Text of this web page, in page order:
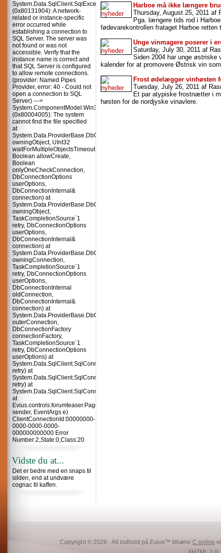
System.Data.SqlClient.SqlException
(0x80131904): A network-
related or instance-specific
error occurred while
establishing a connection to
SQL Server. The server was
not found or was not
accessible. Verify that the
instance name is correct and
that SQL Server is configured
to allow remote connections.
(provider: Named Pipes
Provider, error: 40 - Could not
open a connection to SQL
Server) --->
System.ComponentModel.Win32Exception
(0x80004005): The system
cannot find the file specified
at
owningObject, UInt32
waitForMultipleObjectsTimeout,
Boolean allowCreate,
Boolean
onlyOneCheckConnection,
DbConnectionOptions
userOptions,
DbConnectionInternal&
connection) at
owningObject,
TaskCompletionSource`1
retry, DbConnectionOptions
userOptions,
DbConnectionInternal&
connection) at
owningConnection,
TaskCompletionSource`1
retry, DbConnectionOptions
userOptions,
DbConnectionInternal
oldConnection,
DbConnectionInternal&
connection) at
outerConnection,
DbConnectionFactory
connectionFactory,
TaskCompletionSource`1
retry, DbConnectionOptions
userOptions) at
retry) at
System.Data.SqlClient.SqlConnection.TryOpen(TaskCompletionSource`1
retry) at
System.Data.SqlClient.SqlConnection.Open()
at
Evius.controls.forumteaser.Page_Load(Object
sender, EventArgs e)
ClientConnectionId:00000000-
0000-0000-0000-
000000000000 Error
Number:2,State:0,Class:20
Vidste du at...
Det er bedre med en snaps til
silden, end at undvære
cognac til kaffen.
Harboe må ikke længere
Thursday, August 25, 2011 af
Pga. længere tids rod i
fødevarekontrollen frataget Harboe
Unge vinmagere poserer i
Saturday, July 30, 2011 af
Siden 2004 har unge østriske
kalender for at promovere Østrisk vin
Frost ødelægger vinhøsten
Tuesday, July 26, 2011 af
Et par atypiske frostnætter i
høsten for de nordjyske vinavlere.
Copyright © 2026 - Alt indhold på Evius™ tilhører C online